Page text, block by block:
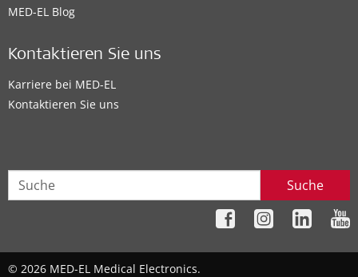
MED-EL Blog
Kontaktieren Sie uns
Karriere bei MED-EL
Kontaktieren Sie uns
Suche
© 2026 MED-EL Medical Electronics.